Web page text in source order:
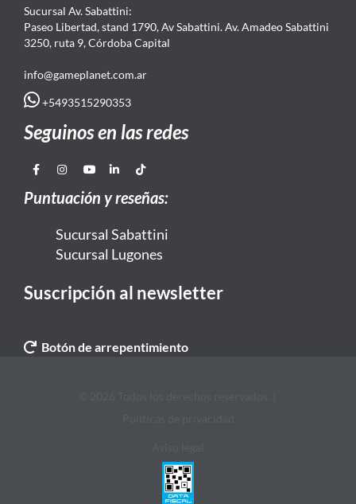
Sucursal Av. Sabattini:
Paseo Libertad, stand 1790, Av Sabattini. Av. Amadeo Sabattini
3250, ruta 9, Córdoba Capital
info@gameplanet.com.ar
+5493515290353
Seguinos en las redes
Puntuación y reseñas:
Sucursal Sabattini
Sucursal Lugones
Suscripción al newsletter
Botón de arrepentimiento